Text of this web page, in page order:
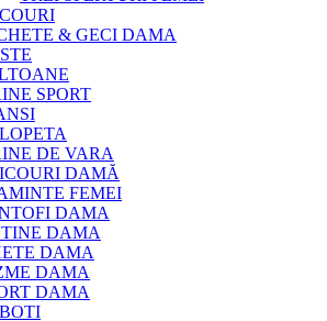
& GECI DAMA
SPORT
DE VARA
DAMĂ
FEMEI
DAMA
DAMA
DAMA
DAMA
DAMA